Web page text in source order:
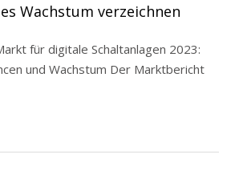
Wachstum verzeichnen
für digitale Schaltanlagen 2023:
und Wachstum Der Marktbericht